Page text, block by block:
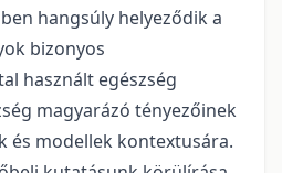
hangsúly helyeződik a
bizonyos
használt egészség
magyarázó tényezőinek
és modellek kontextusára.